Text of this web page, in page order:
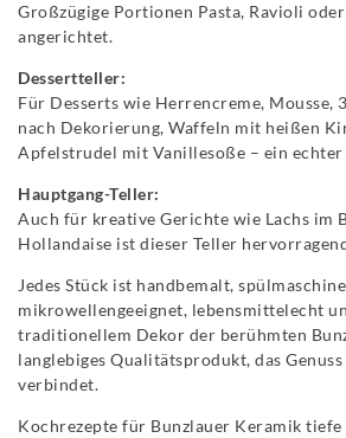
Großzügige Portionen Pasta, Ravioli
angerichtet.
Dessertteller:
Für Desserts wie Herrencreme, Mousse,
nach Dekorierung, Waffeln mit heißen
Apfelstrudel mit Vanillesoße – ein
Hauptgang-Teller:
Auch für kreative Gerichte wie Lachs im
Hollandaise ist dieser Teller
Jedes Stück ist handbemalt,
mikrowellengeeignet, lebensmittelecht
traditionellem Dekor der berühmten
langlebiges Qualitätsprodukt, das
verbindet.
Kochrezepte für Bunzlauer Keramik